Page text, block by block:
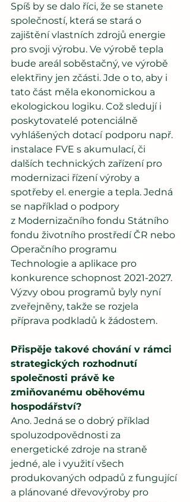
Spíš by se dalo říci, že se stanete
společností, která se stará o
zajištění vlastních zdrojů energie
pro svoji výrobu. Ve výrobě tepla
bude areál soběstačný, ve výrobě
elektřiny jen zčásti. Jde o to, aby i
tato část měla ekonomickou a
ekologickou logiku. Což sledují i
poskytovatelé potenciálně
vyhlášených dotací podporu např.
instalace FVE s akumulací, či
dalších technických zařízení pro
modernizaci řízení výroby a
spotřeby el. energie a tepla. Jedná
se například o podpory
z Modernizačního fondu Státního
fondu životního prostředí ČR nebo
Operačního programu
Technologie a aplikace pro
konkurence schopnost 2021-2027.
Výzvy obou programů byly nyní
zveřejněny, takže se rozjela
příprava podkladů k žádostem.
Přispěje takové chování v rámci
strategických rozhodnutí
společnosti právě ke
zmiňovanému oběhovému
hospodářství?
Ano. Jedná se o dobrý příklad
spoluzodpovědnosti za
energetické zdroje na straně
jedné, ale i využití všech
produkovaných odpadů z fungující
a plánované dřevovýroby pro